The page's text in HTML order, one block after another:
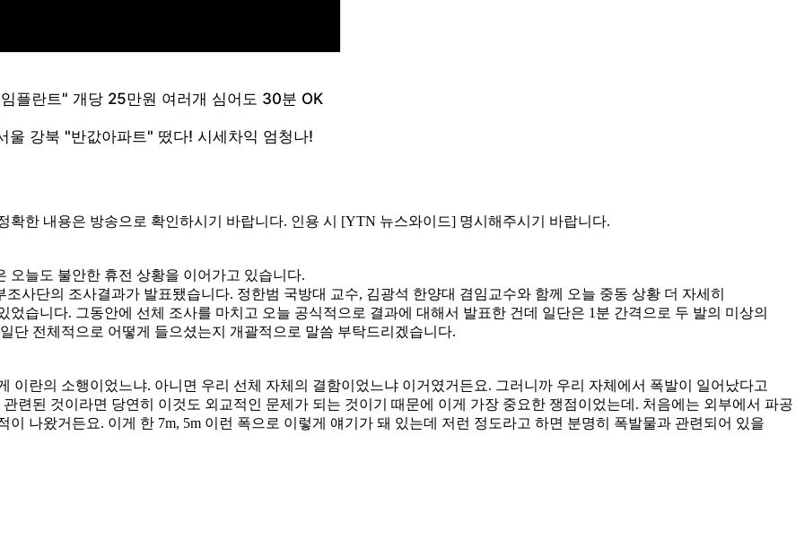
한 내용은 방송으로 확인하시기 바랍니다. 인용 시 [YTN 뉴스와이드] 명시해주시기 바랍니다.
오늘도 불안한 휴전 상황을 이어가고 있습니다.
사단의 조사결과가 발표됐습니다. 정한범 국방대 교수, 김광석 한양대 겸임교수와 함께 오늘 중동 상황 더 자세히
습니다. 그동안에 선체 조사를 마치고 오늘 공식적으로 결과에 대해서 발표한 건데 일단은 1분 간격으로 두 발의 미상의
단 전체적으로 어떻게 들으셨는지 개괄적으로 말씀 부탁드리겠습니다.
이란의 소행이었느냐. 아니면 우리 선체 자체의 결함이었느냐 이거였거든요. 그러니까 우리 자체에서 폭발이 일어났다고
련된 것이라면 당연히 이것도 외교적인 문제가 되는 것이기 때문에 이게 가장 중요한 쟁점이었는데. 처음에는 외부에서 파공
나왔거든요. 이게 한 7m, 5m 이런 폭으로 이렇게 얘기가 돼 있는데 저런 정도라고 하면 분명히 폭발물과 관련되어 있을